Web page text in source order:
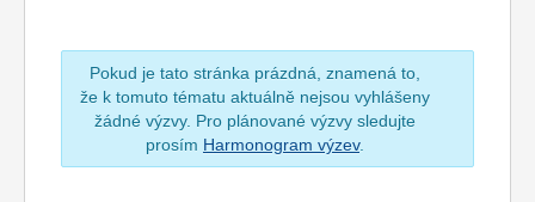
Pokud je tato stránka prázdná, znamená to,
že k tomuto tématu aktuálně nejsou vyhlášeny
žádné výzvy. Pro plánované výzvy sledujte
prosím Harmonogram výzev.